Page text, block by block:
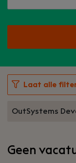
Laat alle
OutSystems
Geen